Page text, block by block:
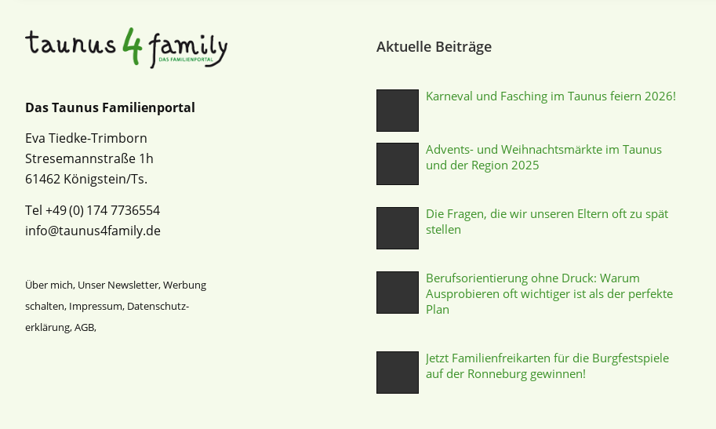
Das Taunus Familienportal
Eva Tiedke-Trimborn
Stresemannstraße 1h
61462 Königstein/Ts.
Tel +49 (0) 174 7736554
info@taunus4family.de
Über mich, Unser Newsletter,Werbung
schalten, Impressum, Datenschutz­
erklärung,AGB,
Aktuelle Beiträge
Karneval und Fasching im Taunus feiern 2026!
Advents- und Weihnachtsmärkte im Taunus
und der Region 2025
Die Fragen, die wir unseren Eltern oft zu spät
stellen
Berufsorientierung ohne Druck: Warum
Ausprobieren oft wichtiger ist als der perfekte
Plan
Jetzt Familienfreikarten für die Burgfestspiele
auf der Ronneburg gewinnen!